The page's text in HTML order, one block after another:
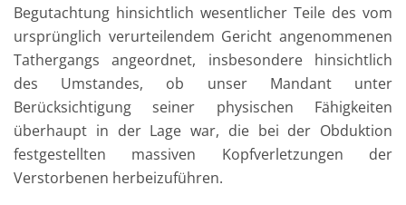
Begutachtung hinsichtlich wesentlicher Teile des vom
ursprünglich verurteilendem Gericht angenommenen
Tathergangs angeordnet, insbesondere hinsichtlich
des Umstandes, ob unser Mandant unter
Berücksichtigung seiner physischen Fähigkeiten
überhaupt in der Lage war, die bei der Obduktion
festgestellten massiven Kopfverletzungen der
Verstorbenen herbeizuführen.